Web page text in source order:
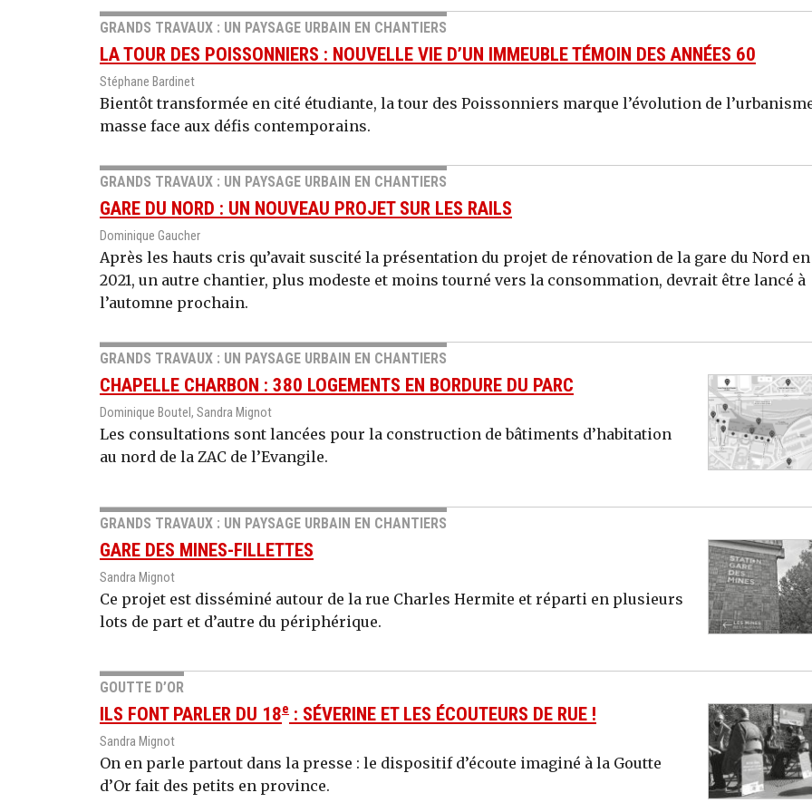
GRANDS TRAVAUX : UN PAYSAGE URBAIN EN CHANTIERS
LA TOUR DES POISSONNIERS : NOUVELLE VIE D’UN IMMEUBLE TÉMOIN DES ANNÉES 60
Stéphane Bardinet
Bientôt transformée en cité étudiante, la tour des Poissonniers marque l’évolution de
masse face aux défis contemporains.
GRANDS TRAVAUX : UN PAYSAGE URBAIN EN CHANTIERS
GARE DU NORD : UN NOUVEAU PROJET SUR LES RAILS
Dominique Gaucher
Après les hauts cris qu’avait suscité la présentation du projet de rénovation de la gare du Nord en
2021, un autre chantier, plus modeste et moins tourné vers la consommation, devrait être lancé à
l’automne prochain.
GRANDS TRAVAUX : UN PAYSAGE URBAIN EN CHANTIERS
CHAPELLE CHARBON : 380 LOGEMENTS EN BORDURE DU PARC
Dominique Boutel, Sandra Mignot
Les consultations sont lancées pour la construction de bâtiments d’habitation
au nord de la ZAC de l’Evangile.
GRANDS TRAVAUX : UN PAYSAGE URBAIN EN CHANTIERS
GARE DES MINES-FILLETTES
Sandra Mignot
Ce projet est disséminé autour de la rue Charles Hermite et réparti en plusieurs
lots de part et d’autre du périphérique.
GOUTTE D’OR
ILS FONT PARLER DU 18e : SÉVERINE ET LES ÉCOUTEURS DE RUE !
Sandra Mignot
On en parle partout dans la presse : le dispositif d’écoute imaginé à la Goutte
d’Or fait des petits en province.